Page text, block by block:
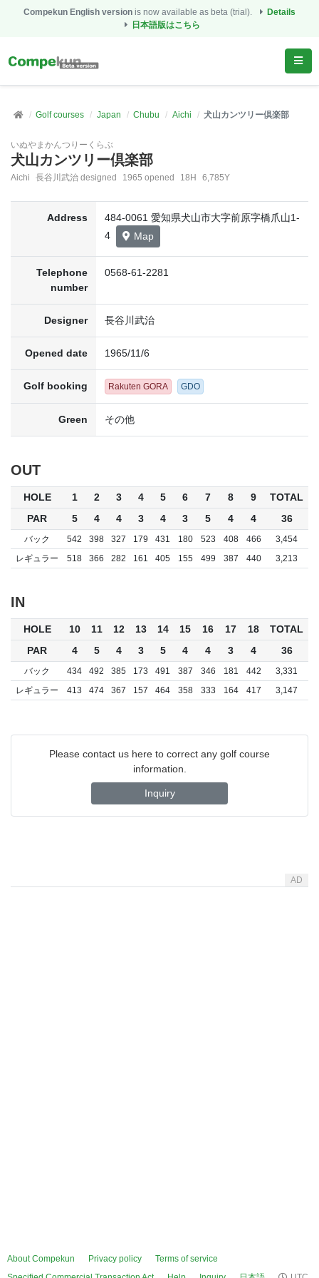
Compekun English version is now available as beta (trial).
Details
日本語版はこちら
Golf courses Japan Chubu Aichi 犬山カンツリー倶楽部
いぬやまかんつりーくらぶ
犬山カンツリー倶楽部
Aichi 長谷川武治 designed 1965 opened 18H 6,785Y
Address
484-0061 愛知県犬山市大字前原字橋爪山1-
4
Map
Telephone
number
0568-61-2281
Designer 長谷川武治
Opened date 1965/11/6
Golf booking Rakuten GORA GDO
Green その他
OUT
HOLE 1 2 3 4 5 6 7 8 9
TOTAL
PAR
5 4 4 3 4 3 5 4 4 36
バック 542 398 327 179 431 180 523 408 466
3,454
レギュラー
518 366 282 161 405 155 499 387 440 3,213
IN
HOLE 10 11 12 13 14 15 16 17 18
TOTAL
PAR
4 5 4 3 5 4 4 3 4 36
バック 434 492 385 173 491 387 346 181 442
3,331
レギュラー
413 474 367 157 464 358 333 164 417 3,147
Please contact us here to correct any golf course
information.
Inquiry
AD
About Compekun Privacy policy
Terms of service